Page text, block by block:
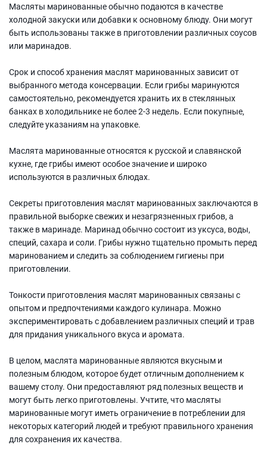
Масляты маринованные обычно подаются в качестве
холодной закуски или добавки к основному блюду. Они могут
быть использованы также в приготовлении различных соусов
или маринадов.
Срок и способ хранения маслят маринованных зависит от
выбранного метода консервации. Если грибы маринуются
самостоятельно, рекомендуется хранить их в стеклянных
банках в холодильнике не более 2-3 недель. Если покупные,
следуйте указаниям на упаковке.
Маслята маринованные относятся к русской и славянской
кухне, где грибы имеют особое значение и широко
используются в различных блюдах.
Секреты приготовления маслят маринованных заключаются в
правильной выборке свежих и незагрязненных грибов, а
также в маринаде. Маринад обычно состоит из уксуса, воды,
специй, сахара и соли. Грибы нужно тщательно промыть перед
маринованием и следить за соблюдением гигиены при
приготовлении.
Тонкости приготовления маслят маринованных связаны с
опытом и предпочтениями каждого кулинара. Можно
экспериментировать с добавлением различных специй и трав
для придания уникального вкуса и аромата.
В целом, маслята маринованные являются вкусным и
полезным блюдом, которое будет отличным дополнением к
вашему столу. Они предоставляют ряд полезных веществ и
могут быть легко приготовлены. Учтите, что масляты
маринованные могут иметь ограничение в потреблении для
некоторых категорий людей и требуют правильного хранения
для сохранения их качества.